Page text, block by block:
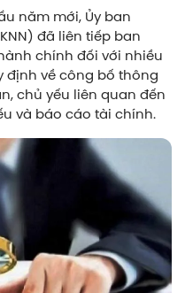
năm mới, Ủy ban
đã liên tiếp ban
chính đối với nhiều
định về công bố thông
chủ yếu liên quan đến
và báo cáo tài chính.